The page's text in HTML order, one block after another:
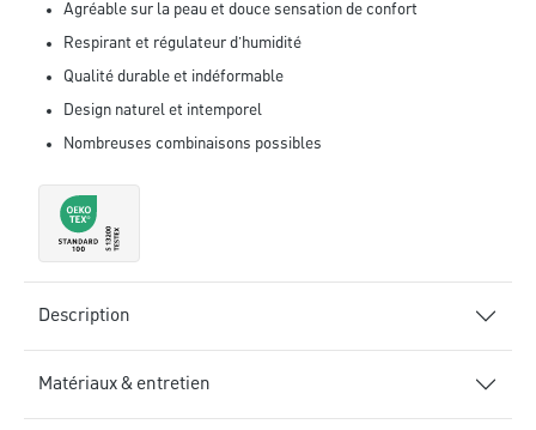
Agréable sur la peau et douce sensation de confort
Respirant et régulateur d’humidité
Qualité durable et indéformable
Design naturel et intemporel
Nombreuses combinaisons possibles
Description
Matériaux & entretien